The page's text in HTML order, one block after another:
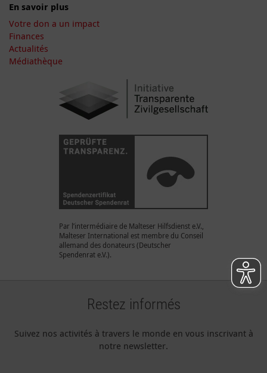
En savoir plus
Votre don a un impact
Finances
Actualités
Médiathèque
Par l’intermédiaire de Malteser Hilfsdienst e.V.,
Malteser International est membre du Conseil
allemand des donateurs (Deutscher
Spendenrat e.V.).
Restez informés
Suivez nos activités à travers le monde en vous inscrivant à
notre newsletter.